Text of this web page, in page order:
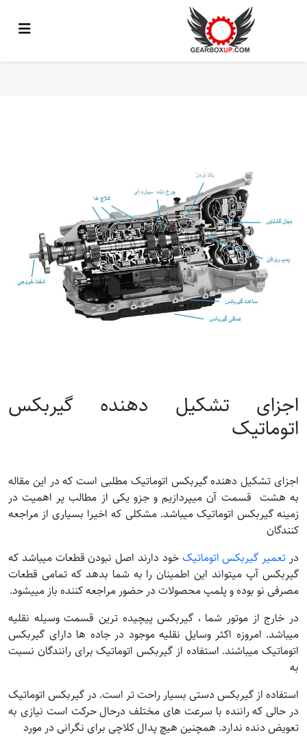
اجزای تشکیل دهنده گیربکس
اتوماتیک
اجزای تشکیل دهنده گیربکس اتوماتیک مطلبی است که در این مقاله
به هشت قسمت آن میپردازیم و جزو یکی از مطالب پر اهمیت در
زمینه گیربکس اتوماتیک میباشد. مشکلی که اخیرا بسیاری از مراجعه
کنندگان
در تعمیر گیربکس اتوماتیک خود دارند اصل نبودن قطعات میباشد که
گیربکس آپ میتواند این اطمینان را به شما بدهد که تمامی قطعات
مصرفی نو بوده و پلمپ محصولات در حضور مراجعه کننده باز مییشود.
در خارج از موتور شما ، گیربکس پیچیده ترین قسمت وسیله نقلیه
میباشد. امروزه اکثر وسایل نقلیه موجود در جاده ها دارای گیربکس
اتوماتیک میباشند. استفاده از گیربکس اتوماتیک برای رانندگان نسبت
به
استفاده از گیربکس دستی بسیار راحت تر است. در گیربکس اتوماتیک
در حالی که راننده با سرعت های مختلف درحال حرکت است نیازی به
تعویض دنده ندارد. همچنین هیچ پدال کلاچی برای نگرانی در مورد